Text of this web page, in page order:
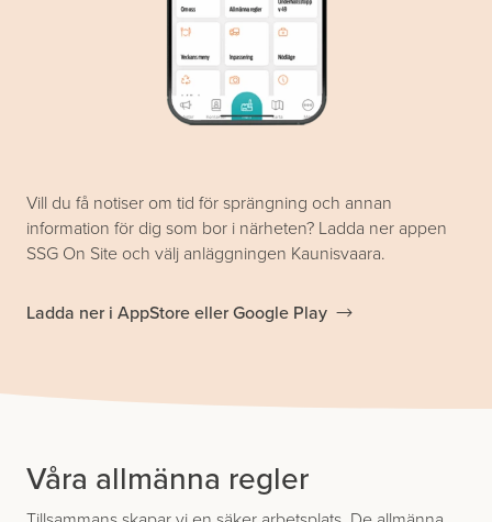
Vill du få notiser om tid för sprängning och annan
information för dig som bor i närheten? Ladda ner appen
SSG On Site och välj anläggningen Kaunisvaara.
Ladda ner i AppStore eller Google Play
Våra allmänna regler